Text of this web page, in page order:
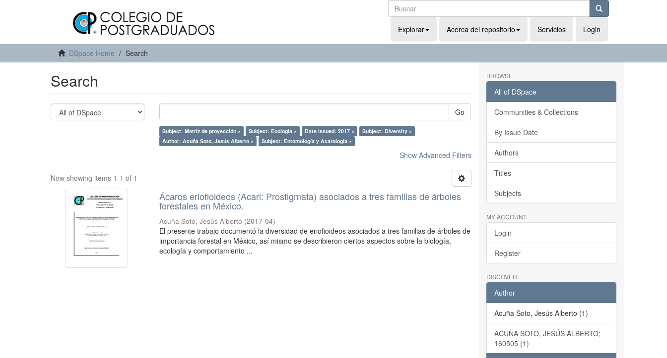
Explorar Acerca del repositorio Servicios Login
DSpace Home Search
Search
Go
Subject: Matriz de proyección × Subject: Ecología × Date issued: 2017 ×
Subject: Diversity ×
Author: Acuña Soto, Jesús Alberto ×
Subject: Entomología y Acarología ×
Show Advanced Filters
Now showing items 1-1 of 1
Ácaros eriofioideos (Acari: Prostigmata) asociados a tres familias de árboles
forestales en México.
Acuña Soto, Jesús Alberto (2017-04)
El presente trabajo documentó la diversidad de eriofioideos asociados a tres familias de árboles de
importancia forestal en México, así mismo se describieron ciertos aspectos sobre la biología,
ecología y comportamiento ...
BROWSE
All of DSpace
Communities & Collections
By Issue Date
Authors
Titles
Subjects
MY ACCOUNT
Login
Register
DISCOVER
Author
Acuña Soto, Jesús Alberto (1)
ACUÑA SOTO, JESÚS ALBERTO;
160505 (1)